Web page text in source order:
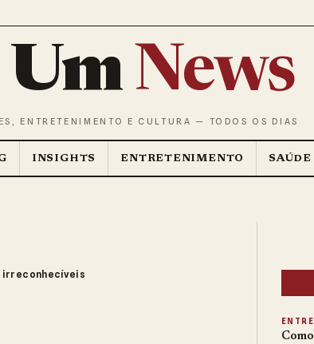
Um News
ENTRETENIMENTO E CULTURA — TODOS OS DIAS
INSIGHTS ENTRETENIMENTO SAÚDE
irreconhecíveis